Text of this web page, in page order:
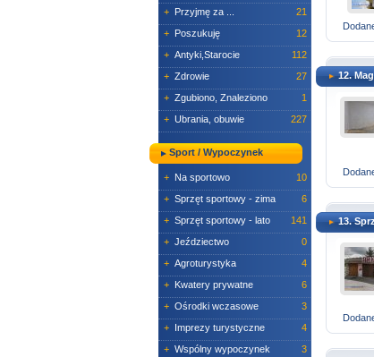
+ Przyjmę za ...
21
+ Poszukuję
12
+ Antyki,Starocie
112
+ Zdrowie
27
+ Zgubiono, Znaleziono
1
+ Ubrania, obuwie 227
Sport / Wypoczynek
+ Na sportowo
10
+ Sprzęt sportowy - zima
6
+ Sprzęt sportowy - lato
141
+ Jeździectwo
0
+ Agroturystyka
4
+ Kwatery prywatne
6
+ Ośrodki wczasowe
3
+ Imprezy turystyczne
4
+ Wspólny wypoczynek 3
12.
13.